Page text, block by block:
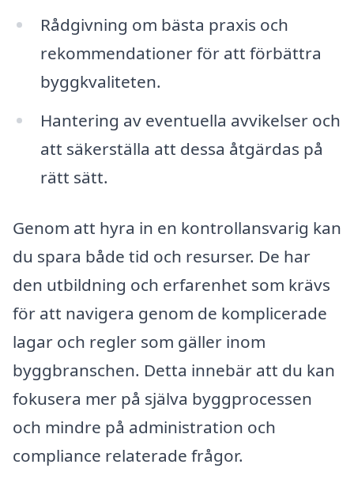
Rådgivning om bästa praxis och
rekommendationer för att förbättra
byggkvaliteten.
Hantering av eventuella avvikelser och
att säkerställa att dessa åtgärdas på
rätt sätt.
Genom att hyra in en kontrollansvarig kan
du spara både tid och resurser. De har
den utbildning och erfarenhet som krävs
för att navigera genom de komplicerade
lagar och regler som gäller inom
byggbranschen. Detta innebär att du kan
fokusera mer på själva byggprocessen
och mindre på administration och
compliance relaterade frågor.